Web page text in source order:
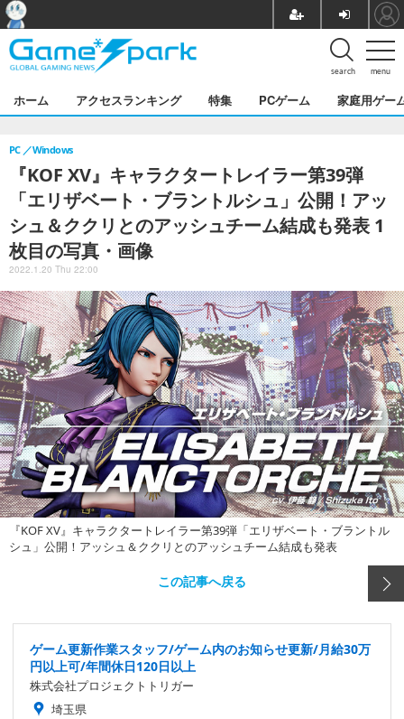
menu
search
ホーム アクセスランキング 特集 PCゲーム 家庭用ゲー
『KOF XV』キャラクタートレイラー第39弾
「エリザベート・ブラントルシュ」公開！アッ
シュ＆ククリとのアッシュチーム結成も発表 1
枚目の写真・画像
PC Windows
2022.1.20 Thu 22:00
『KOF XV』キャラクタートレイラー第39弾「エリザベート・ブラントル
シュ」公開！アッシュ＆ククリとのアッシュチーム結成も発表
この記事へ戻る
ゲーム更新作業スタッフ/ゲーム内のお知らせ更新/月給30万
円以上可/年間休日120日以上
株式会社プロジェクトトリガー
埼玉県